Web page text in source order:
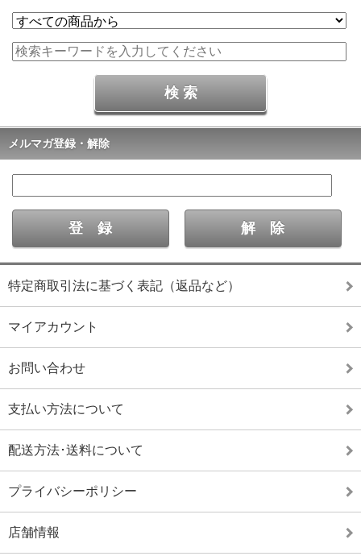
メルマガ登録・解除
特定商取引法に基づく表記（返品など）
マイアカウント
お問い合わせ
支払い方法について
配送方法･送料について
プライバシーポリシー
店舗情報